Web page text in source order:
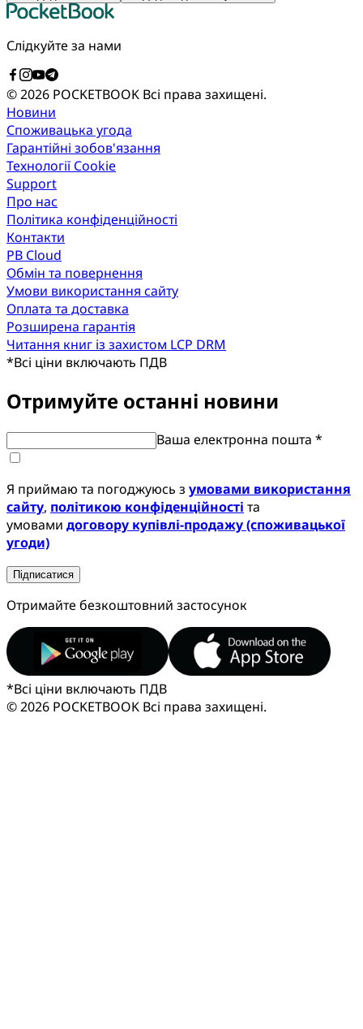
Слідкуйте за нами
© 2026 POCKETBOOK Всі права захищені.
Новини
Споживацька угода
Гарантійні зобов'язання
Технології Cookie
Support
Про нас
Політика конфіденційності
Контакти
PB Cloud
Обмін та повернення
Умови використання сайту
Оплата та доставка
Розширена гарантія
Читання книг із захистом LCP DRM
*Всі ціни включають ПДВ
Отримуйте останні новини
Ваша електронна пошта *
Я приймаю та погоджуюсь з умовами використання
сайту, політикою конфіденційності та
умовами договору купівлі-продажу (споживацької
угоди)
Підписатися
Отримайте безкоштовний застосунок
*Всі ціни включають ПДВ
© 2026 POCKETBOOK Всі права захищені.